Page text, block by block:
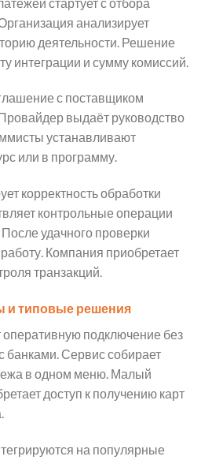
анализирует
деятельности. Решение
интеграции и сумму комиссий.
с поставщиком
выдаёт руководство
устанавливают
или в программу.
корректность обработки
контрольные операции
удачного проверки
Компания приобретает
транзакций.
и типовые решения
подключение без
банками. Сервис собирает
в одном меню. Малый
доступ к получению карт
на популярные